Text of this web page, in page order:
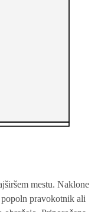
mestu. Naklone
popoln pravokotnik ali